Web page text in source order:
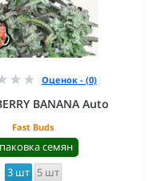
Оценок - (0)
BANANA Auto
Fast Buds
семян
3 шт 5 шт